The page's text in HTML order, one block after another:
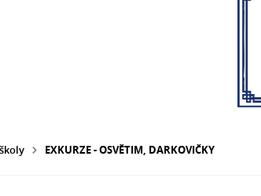
EXKURZE - OSVĚTIM, DARKOVIČKY